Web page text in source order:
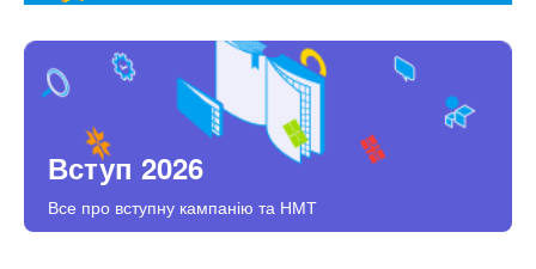
Вступ 2026
Все про вступну кампанію та НМТ